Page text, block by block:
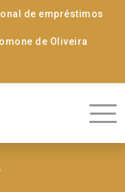
de empréstimos
de Oliveira